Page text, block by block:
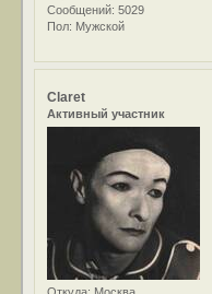
Сообщений: 5029
Пол: Мужской
Claret
Активный участник